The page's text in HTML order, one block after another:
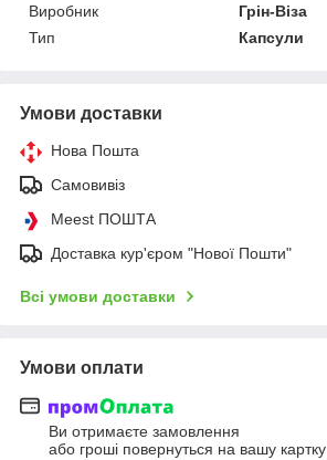
Виробник
Грін-Віза
Тип
Капсули
Умови доставки
Нова Пошта
Самовивіз
Meest ПОШТА
Доставка кур'єром "Нової Пошти"
Всі умови доставки
Умови оплати
Ви отримаєте замовлення
або гроші повернуться на вашу картку